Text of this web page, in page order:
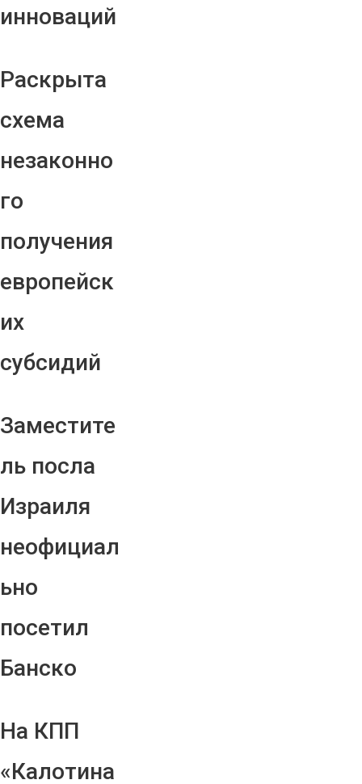
инноваций
Раскрыта
схема
незаконно
го
получения
европейск
их
субсидий
Заместите
ль посла
Израиля
неофициал
ьно
посетил
Банско
На КПП
«Калотина